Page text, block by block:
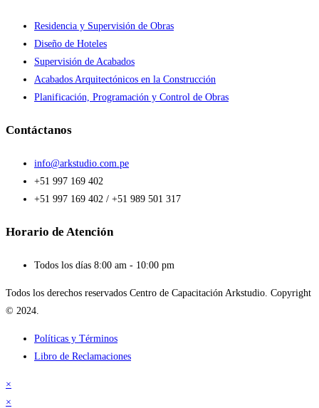
Residencia y Supervisión de Obras
Diseño de Hoteles
Supervisión de Acabados
Acabados Arquitectónicos en la Construcción
Planificación, Programación y Control de Obras
Contáctanos
info@arkstudio.com.pe
+51 997 169 402
+51 997 169 402 / +51 989 501 317
Horario de Atención
Todos los días 8:00 am - 10:00 pm
Todos los derechos reservados Centro de Capacitación Arkstudio. Copyright
© 2024.
Políticas y Términos
Libro de Reclamaciones
×
×